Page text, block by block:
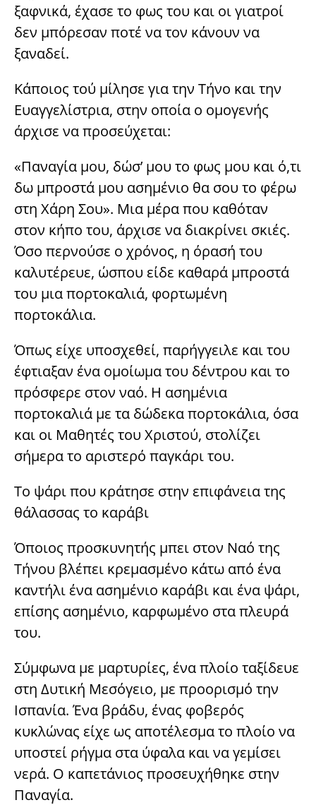
ξαφνικά, έχασε το φως του και οι γιατροί
δεν μπόρεσαν ποτέ να τον κάνουν να
ξαναδεί.
Κάποιος τού μίλησε για την Τήνο και την
Ευαγγελίστρια, στην οποία ο ομογενής
άρχισε να προσεύχεται:
«Παναγία μου, δώσ’ μου το φως μου και ό,τι
δω μπροστά μου ασημένιο θα σου το φέρω
στη Χάρη Σου». Μια μέρα που καθόταν
στον κήπο του, άρχισε να διακρίνει σκιές.
Όσο περνούσε ο χρόνος, η όρασή του
καλυτέρευε, ώσπου είδε καθαρά μπροστά
του μια πορτοκαλιά, φορτωμένη
πορτοκάλια.
Όπως είχε υποσχεθεί, παρήγγειλε και του
έφτιαξαν ένα ομοίωμα του δέντρου και το
πρόσφερε στον ναό. Η ασημένια
πορτοκαλιά με τα δώδεκα πορτοκάλια, όσα
και οι Μαθητές του Χριστού, στολίζει
σήμερα το αριστερό παγκάρι του.
Το ψάρι που κράτησε στην επιφάνεια της
θάλασσας το καράβι
Όποιος προσκυνητής μπει στον Ναό της
Τήνου βλέπει κρεμασμένο κάτω από ένα
καντήλι ένα ασημένιο καράβι και ένα ψάρι,
επίσης ασημένιο, καρφωμένο στα πλευρά
του.
Σύμφωνα με μαρτυρίες, ένα πλοίο ταξίδευε
στη Δυτική Μεσόγειο, με προορισμό την
Ισπανία. Ένα βράδυ, ένας φοβερός
κυκλώνας είχε ως αποτέλεσμα το πλοίο να
υποστεί ρήγμα στα ύφαλα και να γεμίσει
νερά. Ο καπετάνιος προσευχήθηκε στην
Παναγία.